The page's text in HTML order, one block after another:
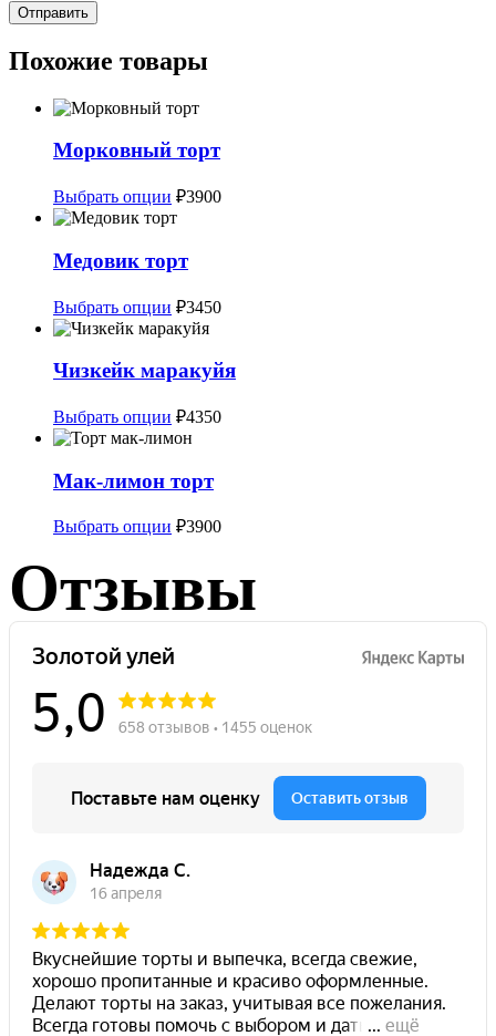
Похожие товары
Морковный торт
Выбрать опции Этот
товар
вариаций.
можно
выбрать
странице
₽3900
Медовик торт
Выбрать опции Этот
товар
имеет
несколько
вариаций.
можно
выбрать
странице
₽3450
Чизкейк маракуйя
Выбрать опции Этот
товар
вариаций.
можно
странице
товара.
₽4350
Мак-лимон торт
Выбрать опции Этот
несколько
вариаций.
Опции
странице
товара.
₽3900
Отзывы